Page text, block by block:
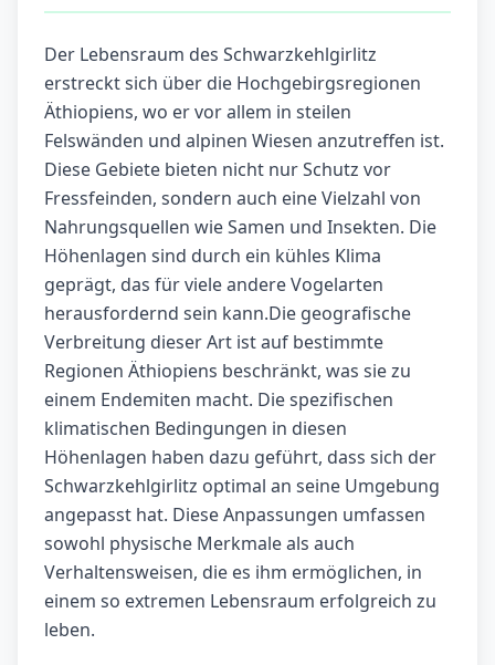
Der Lebensraum des Schwarzkehlgirlitz
erstreckt sich über die Hochgebirgsregionen
Äthiopiens, wo er vor allem in steilen
Felswänden und alpinen Wiesen anzutreffen ist.
Diese Gebiete bieten nicht nur Schutz vor
Fressfeinden, sondern auch eine Vielzahl von
Nahrungsquellen wie Samen und Insekten. Die
Höhenlagen sind durch ein kühles Klima
geprägt, das für viele andere Vogelarten
herausfordernd sein kann.Die geografische
Verbreitung dieser Art ist auf bestimmte
Regionen Äthiopiens beschränkt, was sie zu
einem Endemiten macht. Die spezifischen
klimatischen Bedingungen in diesen
Höhenlagen haben dazu geführt, dass sich der
Schwarzkehlgirlitz optimal an seine Umgebung
angepasst hat. Diese Anpassungen umfassen
sowohl physische Merkmale als auch
Verhaltensweisen, die es ihm ermöglichen, in
einem so extremen Lebensraum erfolgreich zu
leben.